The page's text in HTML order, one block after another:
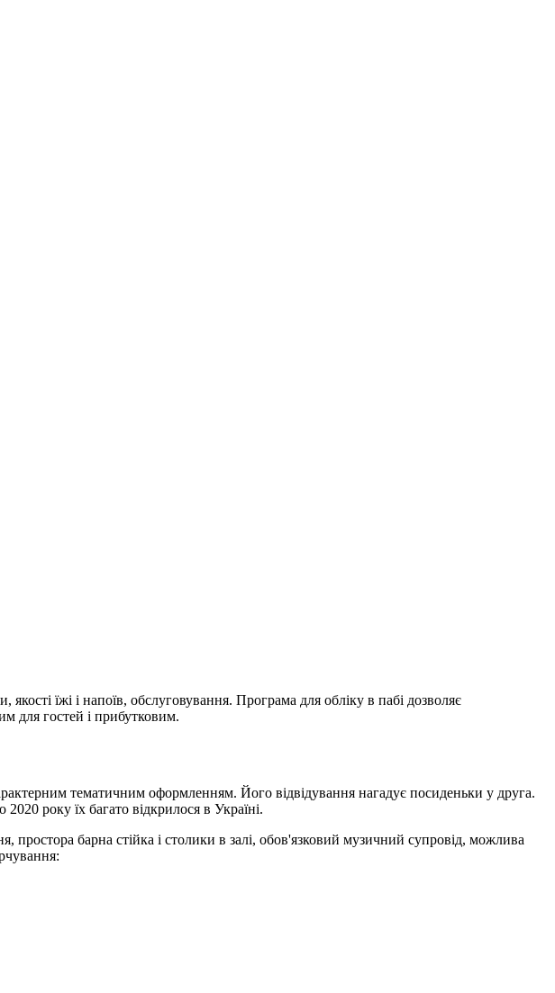
якості їжі і напоїв, обслуговування. Програма для обліку в пабі дозволяє
для гостей і прибутковим.
тематичним оформленням. Його відвідування нагадує посиденьки у друга.
року їх багато відкрилося в Україні.
простора барна стійка і столики в залі, обов'язковий музичний супровід, можлива